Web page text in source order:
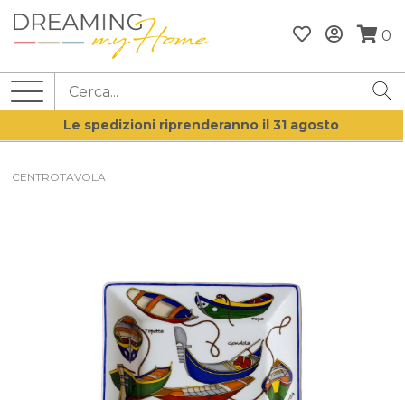
0
Le spedizioni riprenderanno il 31 agosto
CENTROTAVOLA